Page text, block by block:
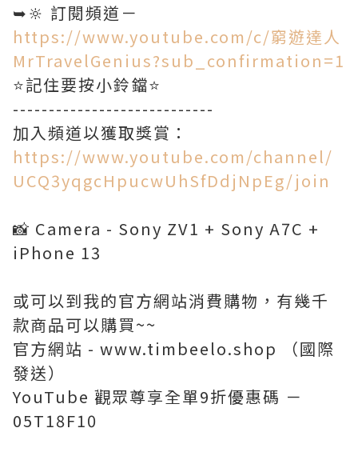
➥🔆 訂閱頻道－
https://www.youtube.com/c/窮遊達人
MrTravelGenius?sub_confirmation=1
⭐️記住要按小鈴鐺⭐️
----------------------------
https://www.youtube.com/channel/
UCQ3yqgcHpucwUhSfDdjNpEg/join
📸 Camera - Sony ZV1 + Sony A7C +
iPhone 13
或可以到我的官方網站消費購物，有幾千
款商品可以購買~~
官方網站 - www.timbeelo.shop （國際
發送）
YouTube 觀眾尊享全單9折優惠碼 －
05T18F10